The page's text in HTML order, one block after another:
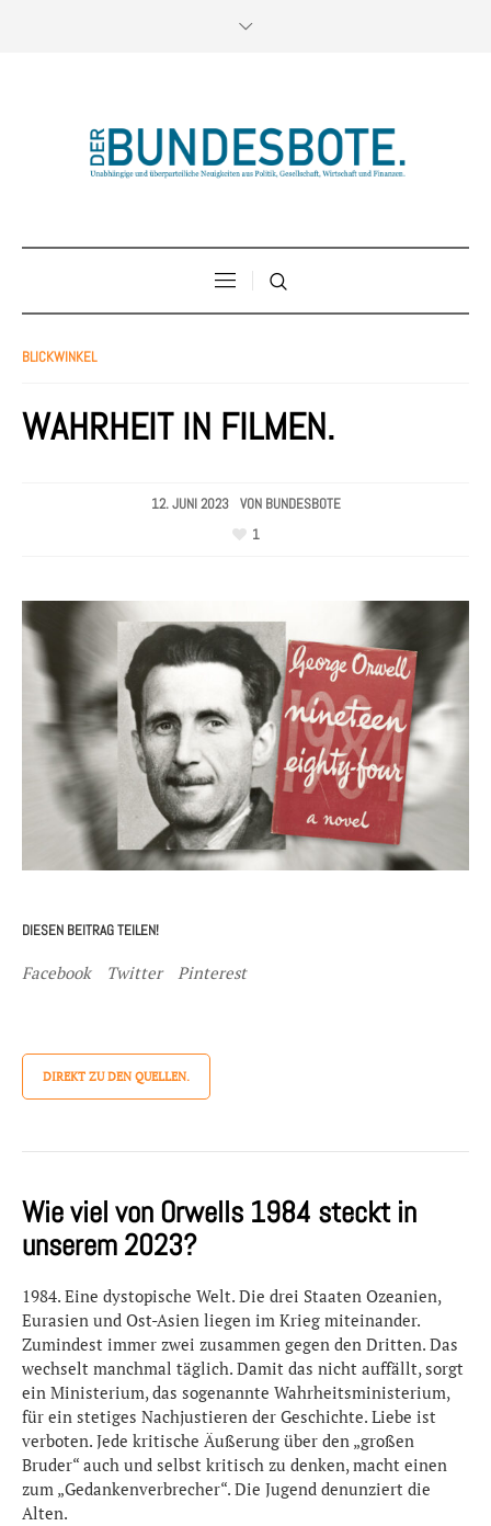
BLICKWINKEL
WAHRHEIT IN FILMEN.
12. JUNI 2023 VON BUNDESBOTE
1
DIESEN BEITRAG TEILEN!
Facebook Twitter Pinterest
DIREKT ZU DEN QUELLEN.
Wie viel von Orwells 1984 steckt in
unserem 2023?
1984. Eine dystopische Welt. Die drei Staaten Ozeanien,
Eurasien und Ost-Asien liegen im Krieg miteinander.
Zumindest immer zwei zusammen gegen den Dritten. Das
wechselt manchmal täglich. Damit das nicht auffällt, sorgt
ein Ministerium, das sogenannte Wahrheitsministerium,
für ein stetiges Nachjustieren der Geschichte. Liebe ist
verboten. Jede kritische Äußerung über den „großen
Bruder“ auch und selbst kritisch zu denken, macht einen
zum „Gedankenverbrecher“. Die Jugend denunziert die
Alten.